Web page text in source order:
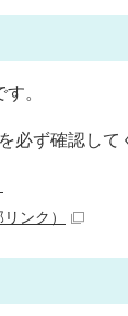
。
必ず確認して
リンク）